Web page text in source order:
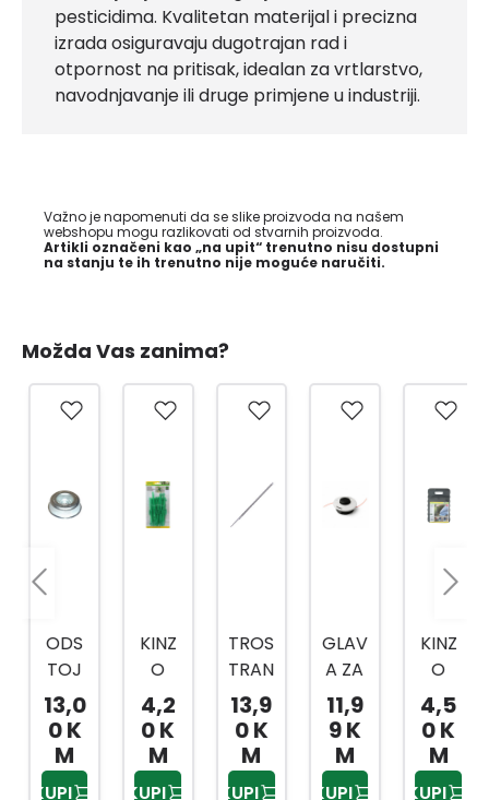
pesticidima. Kvalitetan materijal i precizna
izrada osiguravaju dugotrajan rad i
otpornost na pritisak, idealan za vrtlarstvo,
navodnjavanje ili druge primjene u industriji.
Važno je napomenuti da se slike proizvoda na našem
webshopu mogu razlikovati od stvarnih proizvoda.
Artikli označeni kao „na upit“ trenutno nisu dostupni
na stanju te ih trenutno nije moguće naručiti.
Možda Vas zanima?
ODS
TOJ
NI
TANJ
UR
13,0
0 K
M
KUPI
KINZ
O
VRTN
E
VEZI
CE
4,2
0 K
M
KUPI
TROS
TRAN
A
TURP
IJA
ZA
13,9
0 K
M
KUPI
GLAV
A ZA
TRIM
ER
VP118
7
11,9
9 K
M
KUPI
KINZ
O
PODL
OGA
ZA
KOLJ
4,5
0 K
M
KUPI